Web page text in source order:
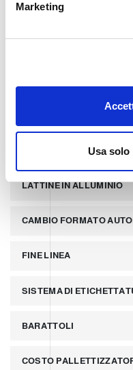
o
Marketing
Usa solo
LINEA PER
LATTINE IN ALLUMINIO
CAMBIO FORMATO
FINE LINEA
SISTEMA DI
BARATTOLI
COSTO